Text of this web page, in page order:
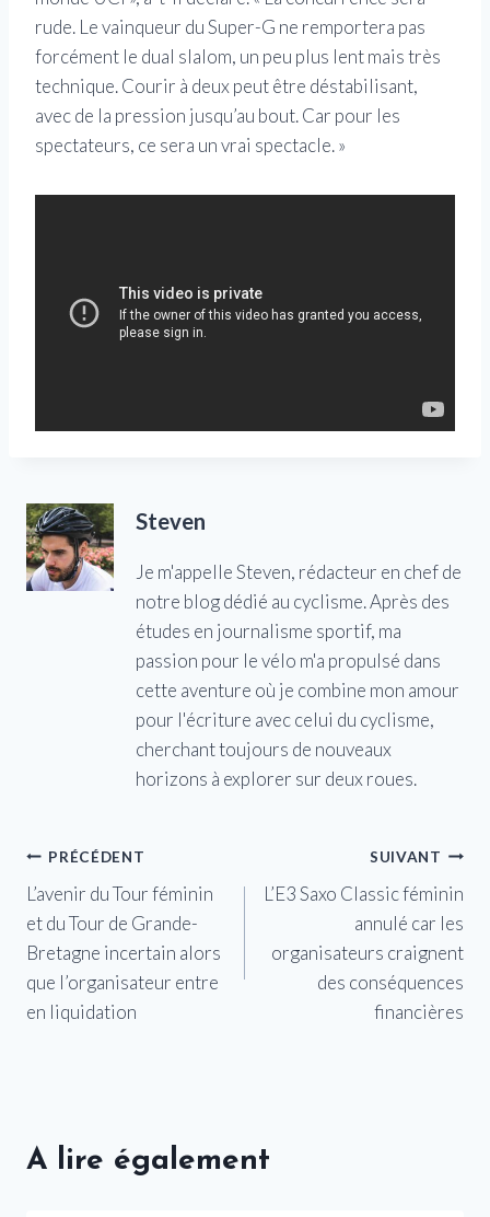
rude. Le vainqueur du Super-G ne remportera pas
forcément le dual slalom, un peu plus lent mais très
technique. Courir à deux peut être déstabilisant,
avec de la pression jusqu’au bout. Car pour les
spectateurs, ce sera un vrai spectacle. »
Steven
Je m'appelle Steven, rédacteur en chef de
notre blog dédié au cyclisme. Après des
études en journalisme sportif, ma
passion pour le vélo m'a propulsé dans
cette aventure où je combine mon amour
pour l'écriture avec celui du cyclisme,
cherchant toujours de nouveaux
horizons à explorer sur deux roues.
Navigation
de
l’article
PRÉCÉDENT
L’avenir du Tour féminin
et du Tour de Grande-
Bretagne incertain alors
que l’organisateur entre
en liquidation
SUIVANT
L’E3 Saxo Classic féminin
annulé car les
organisateurs craignent
des conséquences
financières
A lire également